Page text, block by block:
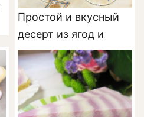
Простой и вкусный
десерт из ягод и
мороженого